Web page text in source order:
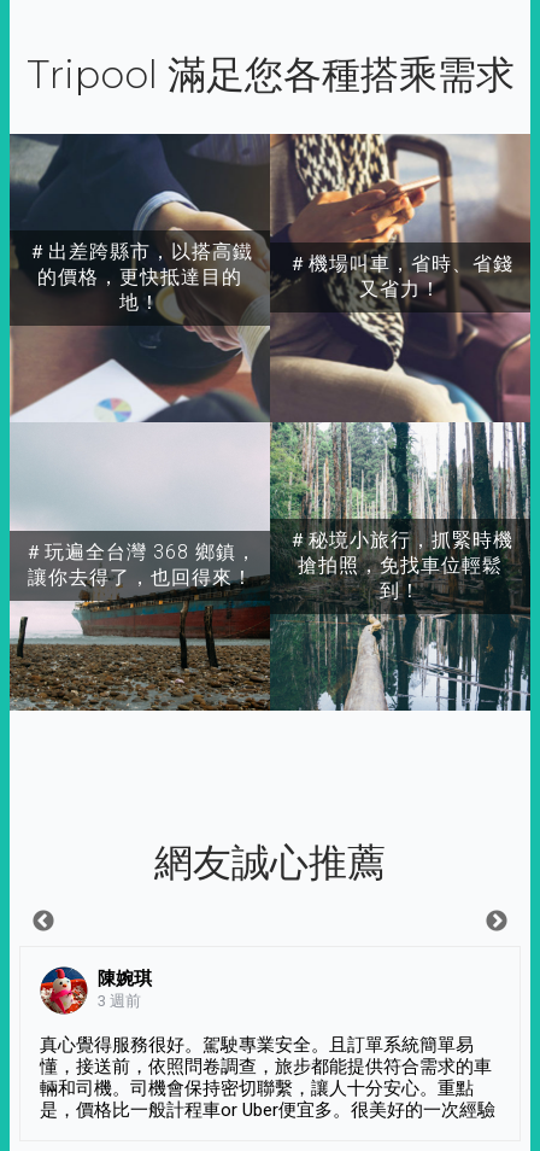
Tripool 滿足您各種搭乘需求
＃出差跨縣市，以搭高鐵
的價格，更快抵達目的
地！
＃玩遍全台灣 368 鄉鎮，
讓你去得了，也回得來！
＃秘境小旅行，抓緊時機
搶拍照，免找車位輕鬆
到！
＃機場叫車，省時、省錢
又省力！
網友誠心推薦
陳婉琪
3 週前
真心覺得服務很好。駕駛專業安全。且訂單系統簡單易
懂，接送前，依照問卷調查，旅步都能提供符合需求的車
輛和司機。司機會保持密切聯繫，讓人十分安心。重點
是，價格比一般計程車or Uber便宜多。很美好的一次經驗